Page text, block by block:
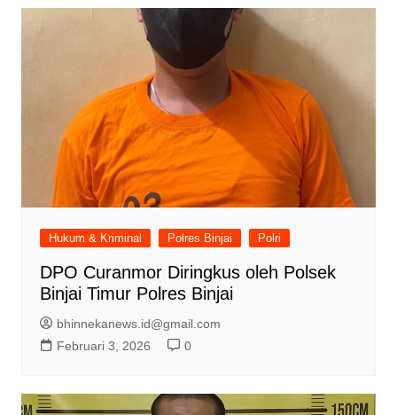
Hukum & Kriminal Polres Binjai Polri
DPO Curanmor Diringkus oleh Polsek
Binjai Timur Polres Binjai
bhinnekanews.id@gmail.com
Februari 3, 2026
0